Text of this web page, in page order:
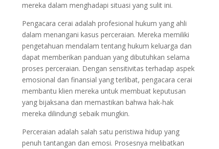
mereka dalam menghadapi situasi yang sulit ini.
Pengacara cerai adalah profesional hukum yang ahli
dalam menangani kasus perceraian. Mereka memiliki
pengetahuan mendalam tentang hukum keluarga dan
dapat memberikan panduan yang dibutuhkan selama
proses perceraian. Dengan sensitivitas terhadap aspek
emosional dan finansial yang terlibat, pengacara cerai
membantu klien mereka untuk membuat keputusan
yang bijaksana dan memastikan bahwa hak-hak
mereka dilindungi sebaik mungkin.
Perceraian adalah salah satu peristiwa hidup yang
penuh tantangan dan emosi. Prosesnya melibatkan